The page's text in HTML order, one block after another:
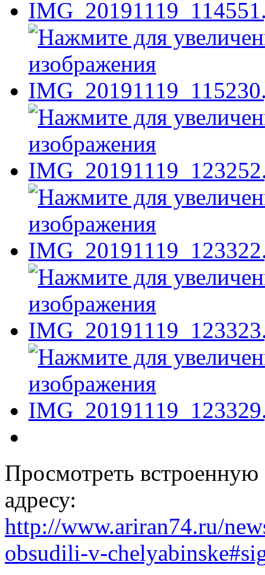
Просмотреть
адресу:
http://www.ariran74.ru/
obsudili-v-